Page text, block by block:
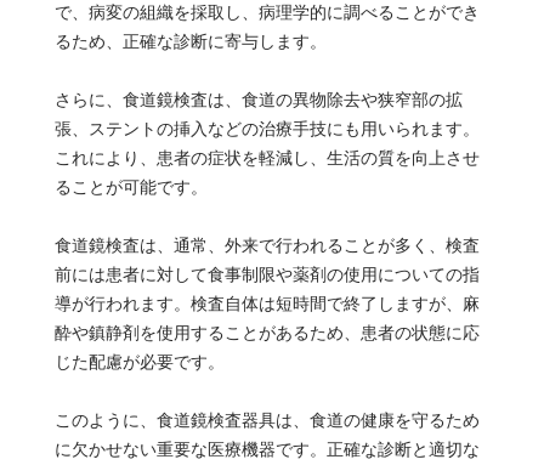
で、病変の組織を採取し、病理学的に調べることができ
るため、正確な診断に寄与します。
さらに、食道鏡検査は、食道の異物除去や狭窄部の拡
張、ステントの挿入などの治療手技にも用いられます。
これにより、患者の症状を軽減し、生活の質を向上させ
ることが可能です。
食道鏡検査は、通常、外来で行われることが多く、検査
前には患者に対して食事制限や薬剤の使用についての指
導が行われます。検査自体は短時間で終了しますが、麻
酔や鎮静剤を使用することがあるため、患者の状態に応
じた配慮が必要です。
このように、食道鏡検査器具は、食道の健康を守るため
に欠かせない重要な医療機器です。正確な診断と適切な